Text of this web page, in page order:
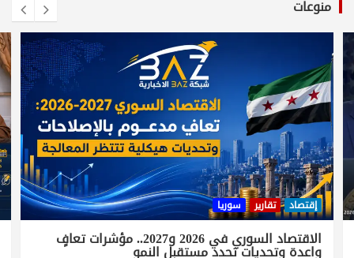
منوعات
إقتصاد تقارير سوريا
الاقتصاد السوري في 2026 و2027.. مؤشرات تعافٍ
واعدة وتحديات تحدد مستقبل النمو